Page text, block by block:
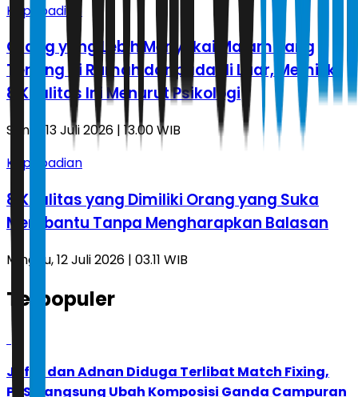
Kepribadian
Orang yang Lebih Menyukai Malam yang
Tenang di Rumah daripada di Luar, Memiliki
8 Kualitas Ini Menurut Psikologi
Senin, 13 Juli 2026 | 13.00 WIB
Kepribadian
8 Kualitas yang Dimiliki Orang yang Suka
Membantu Tanpa Mengharapkan Balasan
Minggu, 12 Juli 2026 | 03.11 WIB
Terpopuler
Jafar dan Adnan Diduga Terlibat Match Fixing,
PBSI Langsung Ubah Komposisi Ganda Campuran